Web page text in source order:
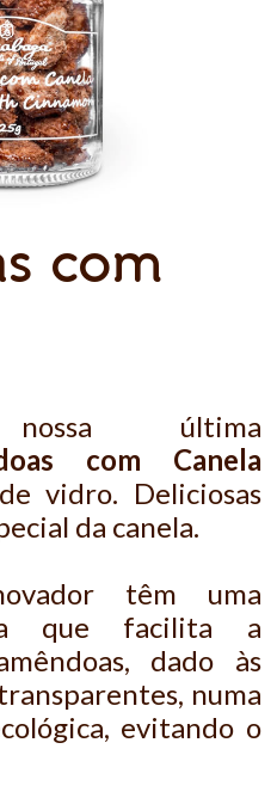
com
última
com Canela
vidro. Deliciosas
da canela.
têm uma
que facilita a
dado às
numa
evitando o